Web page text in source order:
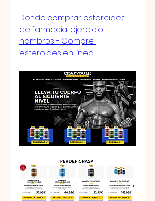
Donde comprar esteroides
de farmacia, ejercicio
hombros - Compre
esteroides en línea